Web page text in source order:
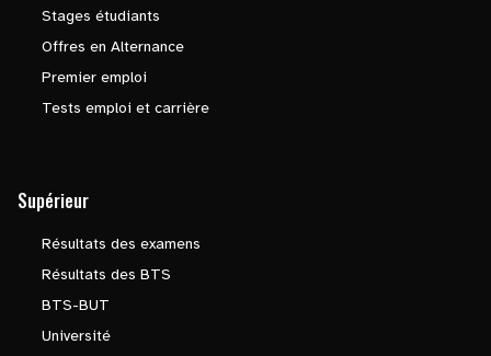
Stages étudiants
Offres en Alternance
Premier emploi
Tests emploi et carrière
Supérieur
Résultats des examens
Résultats des BTS
BTS-BUT
Université